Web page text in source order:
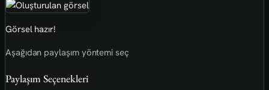
Görsel hazır!
Aşağıdan paylaşım yöntemi seç
Paylaşım Seçenekleri